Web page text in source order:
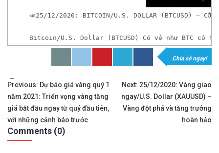
📣25/12/2020: BITCOIN/U.S. DOLLAR (BTCUSD) – CỜ
Bitcoin/U.S. Dollar (BTCUSD) Có vẻ như BTC
*Nếu chưa có tài khoản giao dịch Tiền Ảo hoặc
Sàn
Chia sẻ ngay!
Tags:
Điều
hướng
bài
viết
Previous: Dự báo giá vàng quý 1
năm 2021: Triển vọng vàng tăng
giá bắt đầu ngay từ quý đầu tiên,
với những cảnh báo trước
Next: 25/12/2020: Vàng giao
ngay/U.S. Dollar (XAUUSD) –
Vàng đột phá và tăng trưởng
hoàn hảo
Comments (0)